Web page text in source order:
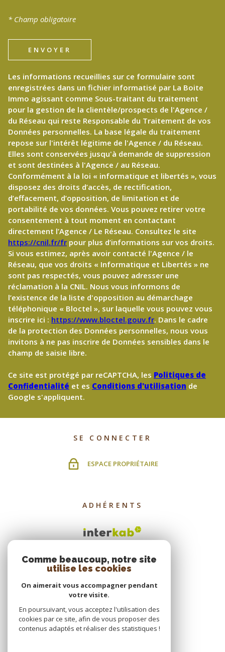
* Champ obligatoire
ENVOYER
Les informations recueillies sur ce formulaire sont
enregistrées dans un fichier informatisé par La Boite
Immo agissant comme Sous-traitant du traitement
pour la gestion de la clientèle/prospects de l'Agence /
du Réseau qui reste Responsable du Traitement de vos
Données personnelles. La base légale du traitement
repose sur l'intérêt légitime de l'Agence / du Réseau.
Elles sont conservées jusqu'à demande de suppression
et sont destinées à l'Agence / au Réseau.
Conformément à la loi « informatique et libertés », vous
disposez des droits d’accès, de rectification,
d’effacement, d’opposition, de limitation et de
portabilité de vos données. Vous pouvez retirer votre
consentement à tout moment en contactant
directement l’Agence / Le Réseau. Consultez le site
https://cnil.fr/fr pour plus d’informations sur vos droits.
Si vous estimez, après avoir contacté l'Agence / le
Réseau, que vos droits « Informatique et Libertés » ne
sont pas respectés, vous pouvez adresser une
réclamation à la CNIL. Nous vous informons de
l’existence de la liste d'opposition au démarchage
téléphonique « Bloctel », sur laquelle vous pouvez vous
inscrire ici : https://www.bloctel.gouv.fr. Dans le cadre
de la protection des Données personnelles, nous vous
invitons à ne pas inscrire de Données sensibles dans le
champ de saisie libre.
Ce site est protégé par reCAPTCHA, les Politiques de
Confidentialité et es Conditions d'utilisation de
Google s'appliquent.
SE CONNECTER
ESPACE PROPRIÉTAIRE
ADHÉRENTS
Comme beaucoup, notre site
utilise les cookies
On aimerait vous accompagner pendant
votre visite.
En poursuivant, vous acceptez l'utilisation des
cookies par ce site, afin de vous proposer des
contenus adaptés et réaliser des statistiques !